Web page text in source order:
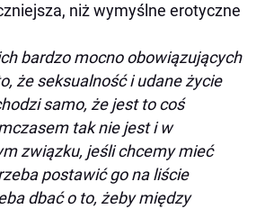
niż wymyślne erotyczne
bardzo mocno obowiązujących
że seksualność i udane życie
samo, że jest to coś
tak nie jest i w
związku, jeśli chcemy mieć
postawić go na liście
dbać o to, żeby między